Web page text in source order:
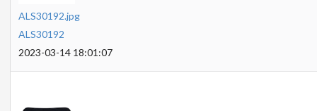
ALS30192.jpg
ALS30192
2023-03-14 18:01:07